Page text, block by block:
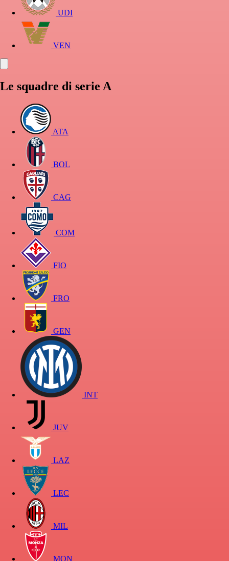
UDI
VEN
Le squadre di serie A
ATA
BOL
CAG
COM
FIO
FRO
GEN
INT
JUV
LAZ
LEC
MIL
MON